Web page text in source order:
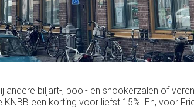
andere biljart-, pool- en snookerzalen of
KNBB een korting voor liefst 15%. En, voor